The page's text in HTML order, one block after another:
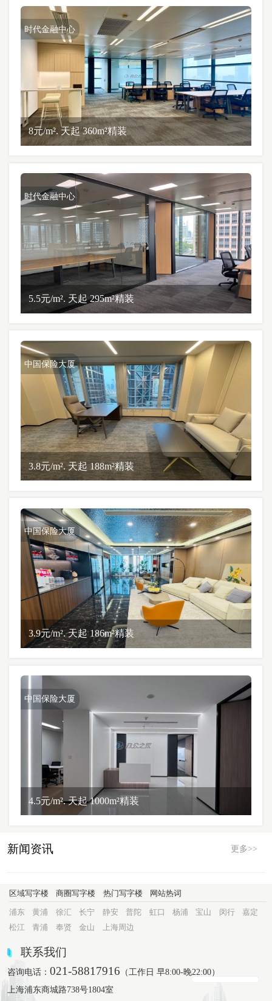
时代金融中心
8元/m². 天起 360m²精装
时代金融中心
5.5元/m². 天起 295m²精装
中国保险大厦
3.8元/m². 天起 188m²精装
中国保险大厦
3.9元/m². 天起 186m²精装
中国保险大厦
4.5元/m². 天起 1000m²精装
新闻资讯 更多>>
区域写字楼 商圈写字楼 热门写字楼 网站热词
浦东 黄浦 徐汇 长宁 静安 普陀 虹口 杨浦 宝山 闵行
嘉定
松江
青浦 奉贤 金山 上海周边
联系我们
咨询电话：021-58817916 （工作日 早8:00-晚22:00）
上海浦东商城路738号1804室